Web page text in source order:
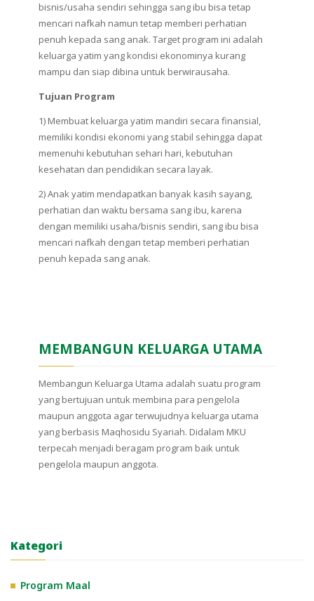
bisnis/usaha sendiri sehingga sang ibu bisa tetap
mencari nafkah namun tetap memberi perhatian
penuh kepada sang anak. Target program ini adalah
keluarga yatim yang kondisi ekonominya kurang
mampu dan siap dibina untuk berwirausaha.
Tujuan Program
1) Membuat keluarga yatim mandiri secara finansial,
memiliki kondisi ekonomi yang stabil sehingga dapat
memenuhi kebutuhan sehari hari, kebutuhan
kesehatan dan pendidikan secara layak.
2) Anak yatim mendapatkan banyak kasih sayang,
perhatian dan waktu bersama sang ibu, karena
dengan memiliki usaha/bisnis sendiri, sang ibu bisa
mencari nafkah dengan tetap memberi perhatian
penuh kepada sang anak.
MEMBANGUN KELUARGA UTAMA
Membangun Keluarga Utama adalah suatu program
yang bertujuan untuk membina para pengelola
maupun anggota agar terwujudnya keluarga utama
yang berbasis Maqhosidu Syariah. Didalam MKU
terpecah menjadi beragam program baik untuk
pengelola maupun anggota.
Kategori
Program Maal